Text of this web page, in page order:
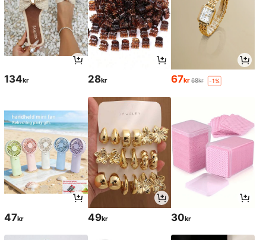
134kr 28kr 67kr 68kr -1%
47kr 49kr 30kr